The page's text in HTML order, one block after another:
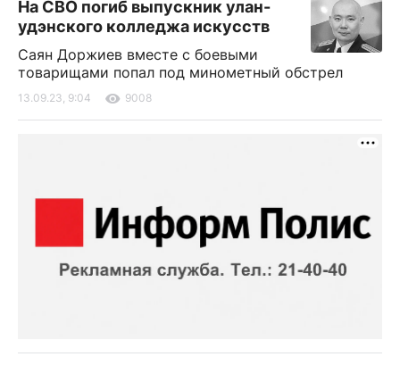
На СВО погиб выпускник улан-
удэнского колледжа искусств
Саян Доржиев вместе с боевыми
товарищами попал под минометный обстрел
13.09.23, 9:04 9008